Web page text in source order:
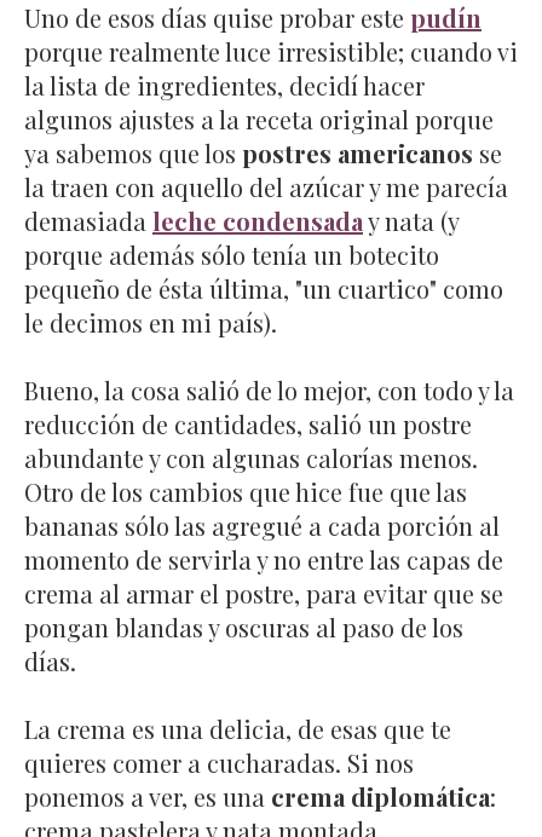
Uno de esos días quise probar este pudín
porque realmente luce irresistible; cuando vi
la lista de ingredientes, decidí hacer
algunos ajustes a la receta original porque
ya sabemos que los postres americanos se
la traen con aquello del azúcar y me parecía
demasiada leche condensaday nata (y
porque además sólo tenía un botecito
pequeño de ésta última, "un cuartico" como
le decimos en mi país).
Bueno, la cosa salió de lo mejor, con todo y la
reducción de cantidades, salió un postre
abundante y con algunas calorías menos.
Otro de los cambios que hice fue que las
bananas sólo las agregué a cada porción al
momento de servirla y no entre las capas de
crema al armar el postre, para evitar que se
pongan blandas y oscuras al paso de los
días.
La crema es una delicia, de esas que te
quieres comer a cucharadas. Si nos
ponemos a ver, es una crema diplomática:
crema pastelera y nata montada.